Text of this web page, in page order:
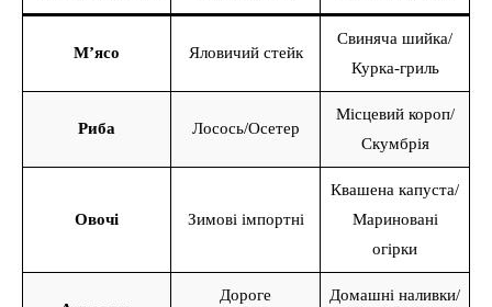
М’ясо Яловичий стейк
Свиняча шийка/
Курка-гриль
Риба Лосось/Осетер
Місцевий короп/
Скумбрія
Овочі Зимові імпортні
Квашена капуста/
Мариновані
огірки
Дороге
Домашні наливки/